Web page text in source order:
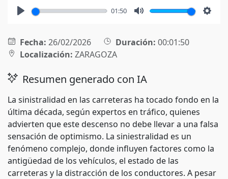
01:50
Fecha: 26/02/2026 Duración: 00:01:50
Localización: ZARAGOZA
Resumen generado con IA
La sinistralidad en las carreteras ha tocado fondo en la
última década, según expertos en tráfico, quienes
advierten que este descenso no debe llevar a una falsa
sensación de optimismo. La siniestralidad es un
fenómeno complejo, donde influyen factores como la
antigüedad de los vehículos, el estado de las
carreteras y la distracción de los conductores. A pesar